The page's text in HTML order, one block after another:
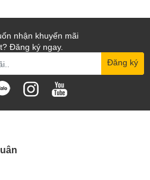
Flashes)
nhận khuyến mãi
Đăng ký ngay.
Đăng ký